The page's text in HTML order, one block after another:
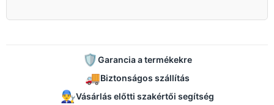
🛡️Garancia a termékekre
🚚Biztonságos szállítás
👨‍🔧Vásárlás előtti szakértői segítség